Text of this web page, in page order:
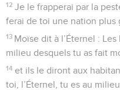
12 Je le frapperai par la
ferai de toi une nation plus
13 Moïse dit à l’Éternel :
milieu desquels tu as fait
14 et ils le diront aux
toi, l’Éternel, tu es au